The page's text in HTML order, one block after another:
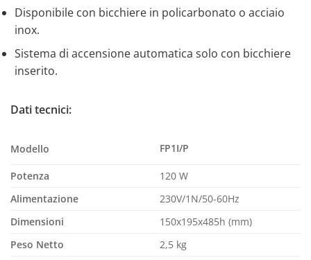
Disponibile con bicchiere in policarbonato o acciaio
inox.
Sistema di accensione automatica solo con bicchiere
inserito.
Dati tecnici:
Modello FP1I/P
Potenza
120 W
Alimentazione
230V/1N/50-60Hz
Dimensioni
150x195x485h (mm)
Peso Netto
2,5 kg